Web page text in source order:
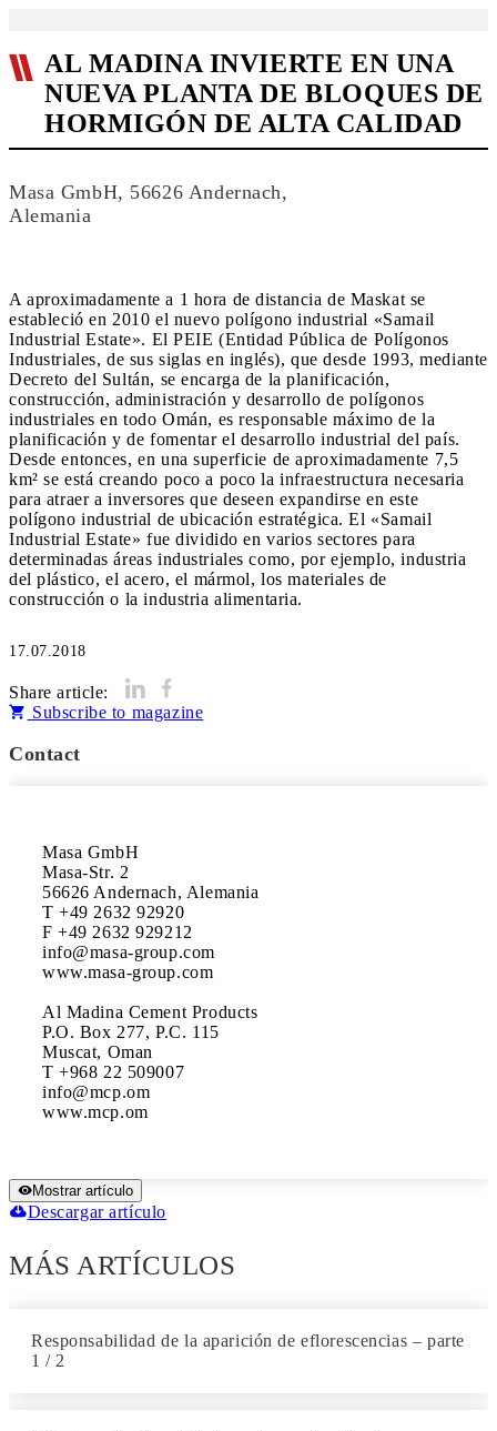
AL MADINA INVIERTE EN UNA
NUEVA PLANTA DE BLOQUES DE
HORMIGÓN DE ALTA CALIDAD
Masa GmbH, 56626 Andernach,
Alemania
A aproximadamente a 1 hora de distancia de Maskat se
estableció en 2010 el nuevo polígono industrial «Samail
Industrial Estate». El PEIE (Entidad Pública de Polígonos
Industriales, de sus siglas en inglés), que desde 1993, mediante
Decreto del Sultán, se encarga de la planificación,
construcción, administración y desarrollo de polígonos
industriales en todo Omán, es responsable máximo de la
planificación y de fomentar el desarrollo industrial del país.
Desde entonces, en una superficie de aproximadamente 7,5
km² se está creando poco a poco la infraestructura necesaria
para atraer a inversores que deseen expandirse en este
polígono industrial de ubicación estratégica. El «Samail
Industrial Estate» fue dividido en varios sectores para
determinadas áreas industriales como, por ejemplo, industria
del plástico, el acero, el mármol, los materiales de
construcción o la industria alimentaria.
17.07.2018
Share article:
Subscribe to magazine
Contact
Masa GmbH
Masa-Str. 2
56626 Andernach, Alemania
T +49 2632 92920
F +49 2632 929212
info@masa-group.com
www.masa-group.com
Al Madina Cement Products
P.O. Box 277, P.C. 115
Muscat, Oman
T +968 22 509007
info@mcp.om
www.mcp.om
Mostrar artículo
Descargar artículo
MÁS ARTÍCULOS
Responsabilidad de la aparición de eflorescencias – parte
1 / 2